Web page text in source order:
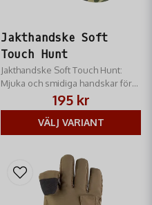
Jakthandske Soft
Touch Hunt
Jakthandske Soft Touch Hunt:
Mjuka och smidiga handskar för
jakt. Ger utmärkt
fingertoppskänsla och säkert
grepp för vapenhantering.
195 kr
VÄLJ VARIANT